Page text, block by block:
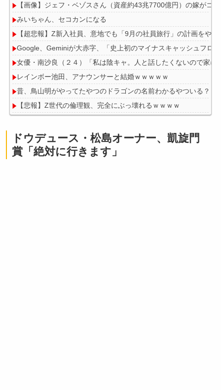
【画像】ジェフ・ベゾスさん（資産約43兆7700億円）の嫁がコ
みいちゃん、セコカンになる
【超悲報】Z新入社員、意地でも「9月の社員旅行」の計画をや
Google、Geminiが大赤字、「史上初のマイナスキャッシュフロ
女優・南沙良（２４）「私は陰キャ。人と話したくないので家
レインボー池田、アナウンサーと結婚ｗｗｗｗｗ
昔、鳥山明がやってたやつのドラゴンの名前わかるやついる？
【悲報】Z世代の倫理観、完全にぶっ壊れるｗｗｗｗ
Powered by livedoor 相互RSS
ドウデュース・松島オーナー、凱旋門
賞「絶対に行きます」